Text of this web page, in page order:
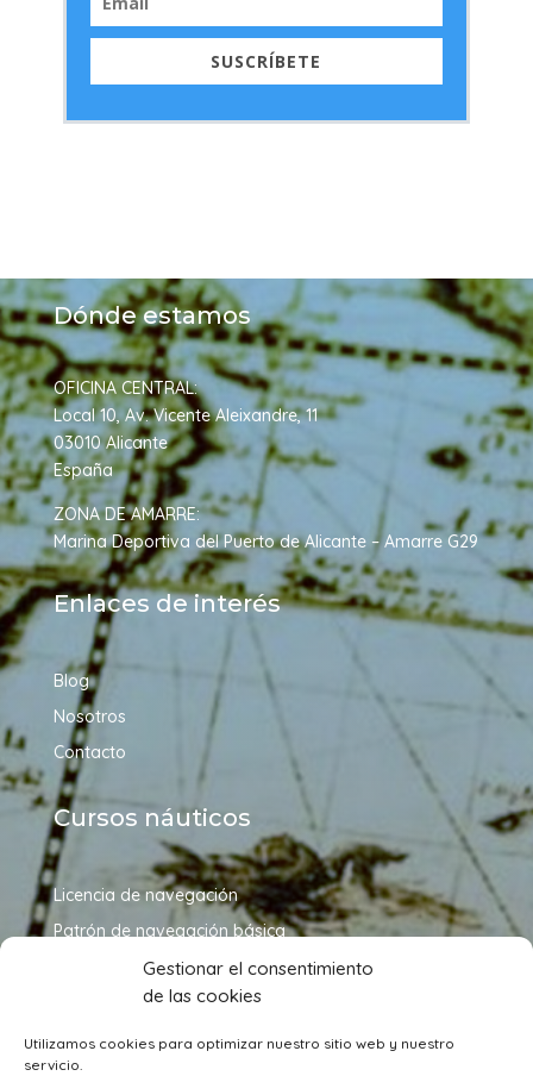
Gestionar el consentimiento
de las cookies
Utilizamos cookies para optimizar nuestro sitio web y nuestro
servicio.
SUSCRÍBETE
Dónde estamos
OFICINA CENTRAL:
Local 10, Av. Vicente Aleixandre, 11
03010 Alicante
España
ZONA DE AMARRE:
Marina Deportiva del Puerto de Alicante – Amarre G29
Enlaces de interés
Blog
Nosotros
Contacto
Cursos náuticos
Licencia de navegación
Patrón de navegación básica
Patrón de embarcaciones de recreo
Patrón de yate
Capitán de yate